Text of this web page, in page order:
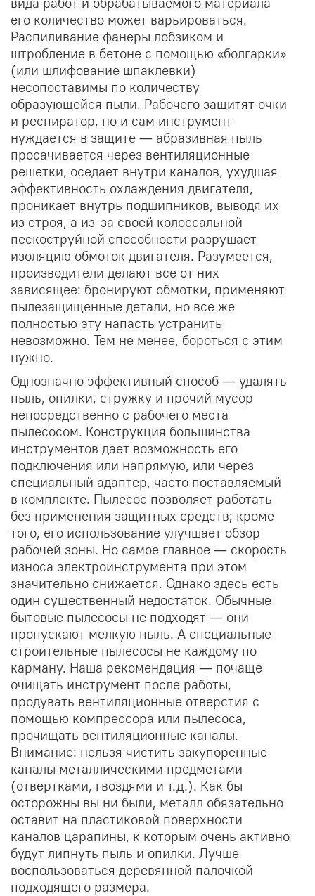
его количество может варьироваться.
Распиливание фанеры лобзиком и
штробление в бетоне с помощью «болгарки»
(или шлифование шпаклевки)
несопоставимы по количеству
образующейся пыли. Рабочего защитят очки
и респиратор, но и сам инструмент
нуждается в защите — абразивная пыль
просачивается через вентиляционные
решетки, оседает внутри каналов, ухудшая
эффективность охлаждения двигателя,
проникает внутрь подшипников, выводя их
из строя, а из-за своей колоссальной
пескоструйной способности разрушает
изоляцию обмоток двигателя. Разумеется,
производители делают все от них
зависящее: бронируют обмотки, применяют
пылезащищенные детали, но все же
полностью эту напасть устранить
невозможно. Тем не менее, бороться с этим
нужно.
Однозначно эффективный способ — удалять
пыль, опилки, стружку и прочий мусор
непосредственно с рабочего места
пылесосом. Конструкция большинства
инструментов дает возможность его
подключения или напрямую, или через
специальный адаптер, часто поставляемый
в комплекте. Пылесос позволяет работать
без применения защитных средств; кроме
того, его использование улучшает обзор
рабочей зоны. Но самое главное — скорость
износа электроинструмента при этом
значительно снижается. Однако здесь есть
один существенный недостаток. Обычные
бытовые пылесосы не подходят — они
пропускают мелкую пыль. А специальные
строительные пылесосы не каждому по
карману. Наша рекомендация — почаще
очищать инструмент после работы,
продувать вентиляционные отверстия с
помощью компрессора или пылесоса,
прочищать вентиляционные каналы.
Внимание: нельзя чистить закупоренные
каналы металлическими предметами
(отвертками, гвоздями и т.д.). Как бы
осторожны вы ни были, металл обязательно
оставит на пластиковой поверхности
каналов царапины, к которым очень активно
будут липнуть пыль и опилки. Лучше
воспользоваться деревянной палочкой
подходящего размера.